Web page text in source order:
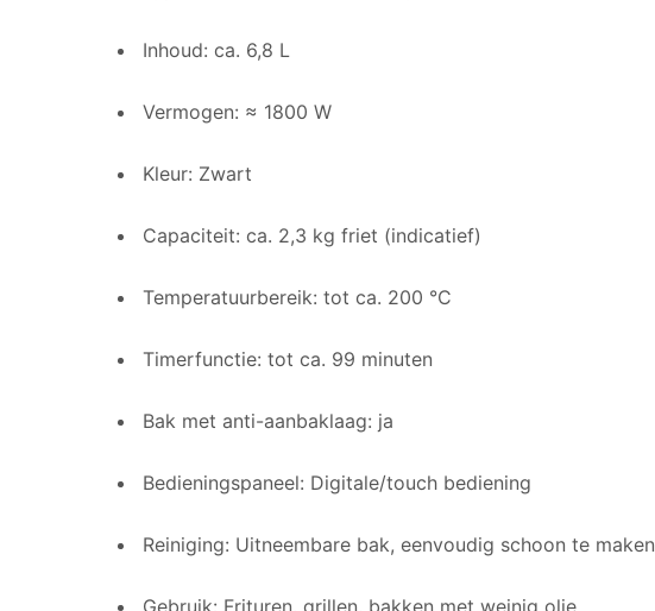
Inhoud: ca. 6,8 L
Vermogen: ≈ 1800 W
Kleur: Zwart
Capaciteit: ca. 2,3 kg friet (indicatief)
Temperatuurbereik: tot ca. 200 °C
Timerfunctie: tot ca. 99 minuten
Bak met anti-aanbaklaag: ja
Bedieningspaneel: Digitale/touch bediening
Reiniging: Uitneembare bak, eenvoudig schoon te maken
Gebruik: Frituren, grillen, bakken met weinig olie